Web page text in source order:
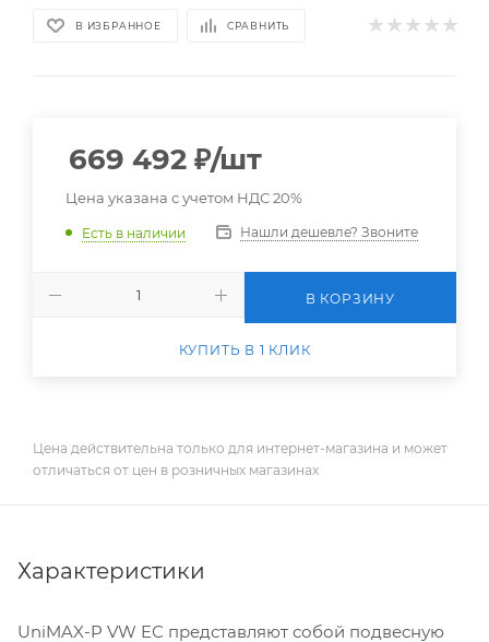
В ИЗБРАННОЕ СРАВНИТЬ
669 492 ₽/шт
Цена указана с учетом НДС 20%
Есть в наличии Нашли дешевле? Звоните
В КОРЗИНУ
КУПИТЬ В 1 КЛИК
Цена действительна только для интернет-магазина и может
отличаться от цен в розничных магазинах
Характеристики
UniMAX-P VW EС представляют собой подвесную